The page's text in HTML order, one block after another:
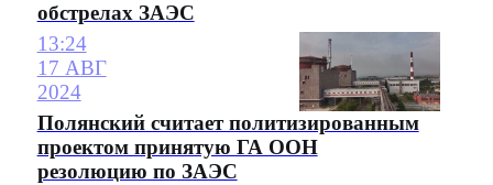
обстрелах ЗАЭС
13:24
17 АВГ
2024
Полянский считает политизированным
проектом принятую ГА ООН
резолюцию по ЗАЭС